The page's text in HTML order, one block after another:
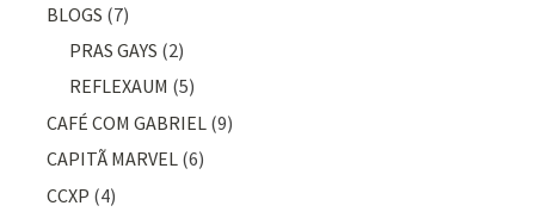
BLOGS (7)
PRAS GAYS (2)
REFLEXAUM (5)
CAFÉ COM GABRIEL (9)
CAPITÃ MARVEL (6)
CCXP (4)